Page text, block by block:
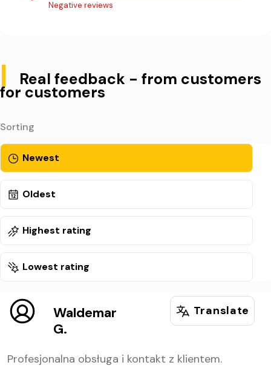
Negative reviews
| Real feedback - from customers
for customers
Sorting
Newest
Oldest
Highest rating
Lowest rating
Waldemar
G.
Translate
Profesjonalna obsługa i kontakt z klientem.